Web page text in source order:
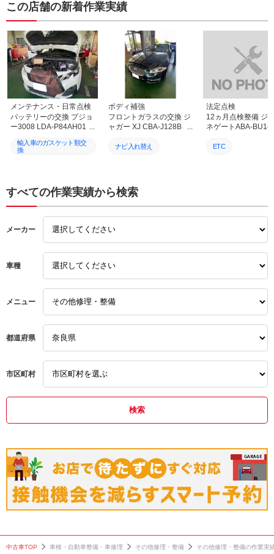
この店舗の新着作業実績
メンテナンス・日常点検
バッテリーの交換 プジョ
ー3008 LDA-P84AH01
検 修理 鈑金 塗装
事故修理 保険各種 パーツ
町 大和高田市 橿原
市 葛城市 香芝市 御
所市
輸入車のガスケット類交
換
法定点検
エンジンオイル漏れ修理
輸入車バッテリー交換
ブレーキフルードの交換
輸入車点検整備
持ち込み対応可能
タイヤ交換
メンテナンス
ブレーキパッド交換
交換
12ヵ月点検整備
輸入車のフロントガラス
ボディ補強
フロントガラスの交換 ジ
ャガー XJ CBA-J128B
検 修理 鈑金 塗装
町 大和高田市 橿原
市 葛城市 香芝市 御
所市
ナビ入れ替え
輸入車バッテリー交換
輸入車点検整備
持ち込み対応可能
断
タイヤのパンク修理
メンテナンス
エアコンガス補充
12ヵ月点検整備
交換
ブレーキパッド交換
輸入車のフロントガラス
法定点検
12ヵ月点検整備 ジ
ネゲートABA-
検 修理 鈑金
所市
ETC
エアコンガス補充
交換
12ヵ月点検整備
車検
タイヤ交換
タイヤのパンク修理
輸入車コンピュータ
断
持ち込み対応可能
すべての作業実績から検索
メーカー
車種
メニュー
都道府県
市区町村
中古車TOP 車検・自動車整備・車修理 その他修理・整備 その他修理・整備の作業実